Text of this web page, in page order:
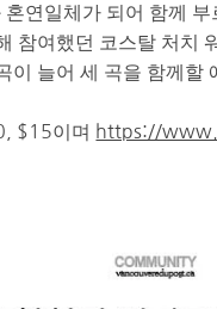
연일체가 되어 함께
참여했던 코스탈 처치
늘어 세 곡을 함께할
$15이며 https://